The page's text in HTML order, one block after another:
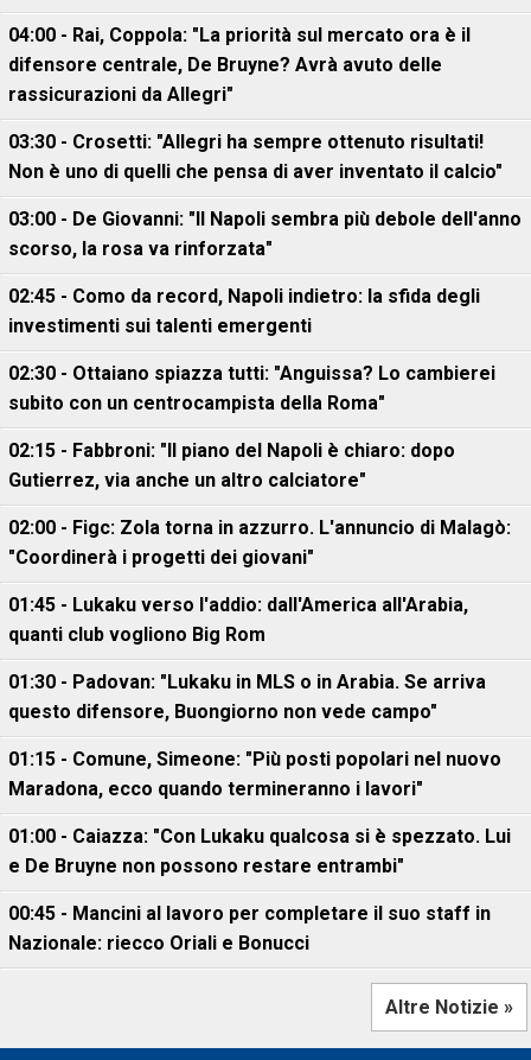
04:00 - Rai, Coppola: "La priorità sul mercato ora è il
difensore centrale, De Bruyne? Avrà avuto delle
rassicurazioni da Allegri"
03:30 - Crosetti: "Allegri ha sempre ottenuto risultati!
Non è uno di quelli che pensa di aver inventato il calcio"
03:00 - De Giovanni: "Il Napoli sembra più debole dell'anno
scorso, la rosa va rinforzata"
02:45 - Como da record, Napoli indietro: la sfida degli
investimenti sui talenti emergenti
02:30 - Ottaiano spiazza tutti: "Anguissa? Lo cambierei
subito con un centrocampista della Roma"
02:15 - Fabbroni: "Il piano del Napoli è chiaro: dopo
Gutierrez, via anche un altro calciatore"
02:00 - Figc: Zola torna in azzurro. L'annuncio di Malagò:
"Coordinerà i progetti dei giovani"
01:45 - Lukaku verso l'addio: dall'America all'Arabia,
quanti club vogliono Big Rom
01:30 - Padovan: "Lukaku in MLS o in Arabia. Se arriva
questo difensore, Buongiorno non vede campo"
01:15 - Comune, Simeone: "Più posti popolari nel nuovo
Maradona, ecco quando termineranno i lavori"
01:00 - Caiazza: "Con Lukaku qualcosa si è spezzato. Lui
e De Bruyne non possono restare entrambi"
00:45 - Mancini al lavoro per completare il suo staff in
Nazionale: riecco Oriali e Bonucci
Altre Notizie »